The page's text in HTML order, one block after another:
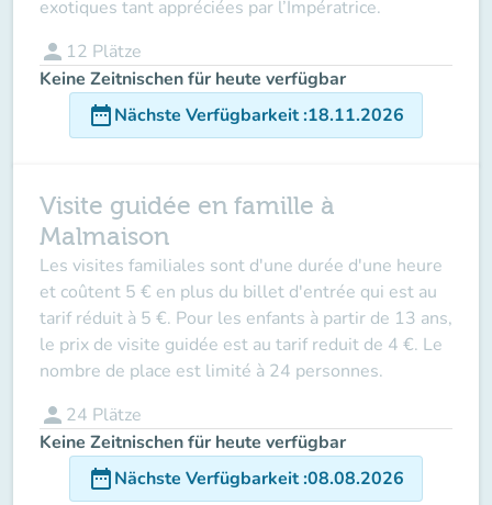
exotiques tant appréciées par l’Impératrice.
person 12 Plätze
Keine Zeitnischen für heute verfügbar
date_rangeNächste Verfügbarkeit:18.11.2026
Visite guidée en famille à
Malmaison
Les visites familiales sont d'une durée d'une heure
et coûtent 5 € en plus du billet d'entrée qui est au
tarif réduit à 5 €. Pour les enfants à partir de 13 ans,
le prix de visite guidée est au tarif reduit de 4 €. Le
nombre de place est limité à 24 personnes.
person 24 Plätze
Keine Zeitnischen für heute verfügbar
date_rangeNächste Verfügbarkeit:08.08.2026